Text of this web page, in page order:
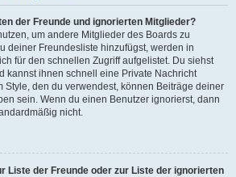
der Freunde und ignorierten Mitglieder?
um andere Mitglieder des Boards zu
deiner Freundesliste hinzufügst, werden in
für den schnellen Zugriff aufgelistet. Du siehst
kannst ihnen schnell eine Private Nachricht
Style, den du verwendest, können Beiträge deiner
sein. Wenn du einen Benutzer ignorierst, dann
nicht.
Liste der Freunde oder zur Liste der ignorierten